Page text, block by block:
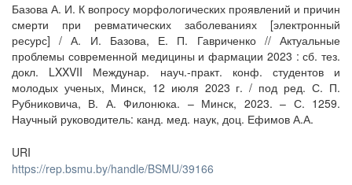
Базова А. И. К вопросу морфологических проявлений и причин
смерти при ревматических заболеваниях [электронный
ресурс] / А. И. Базова, Е. П. Гавриченко // Актуальные
проблемы современной медицины и фармации 2023 : сб. тез.
докл. LXXVII Междунар. науч.-практ. конф. студентов и
молодых ученых, Минск, 12 июля 2023 г. / под ред. С. П.
Рубниковича, В. А. Филонюка. – Минск, 2023. – С. 1259.
Научный руководитель: канд. мед. наук, доц. Ефимов А.А.
URI
https://rep.bsmu.by/handle/BSMU/39166